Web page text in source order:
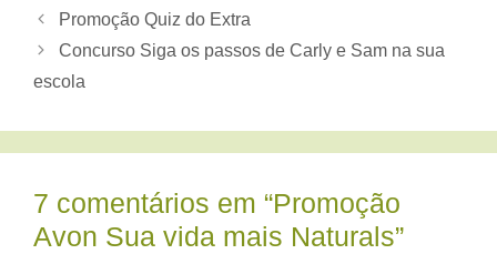
Promoção Quiz do Extra
Concurso Siga os passos de Carly e Sam na sua
escola
7 comentários em “Promoção
Avon Sua vida mais Naturals”